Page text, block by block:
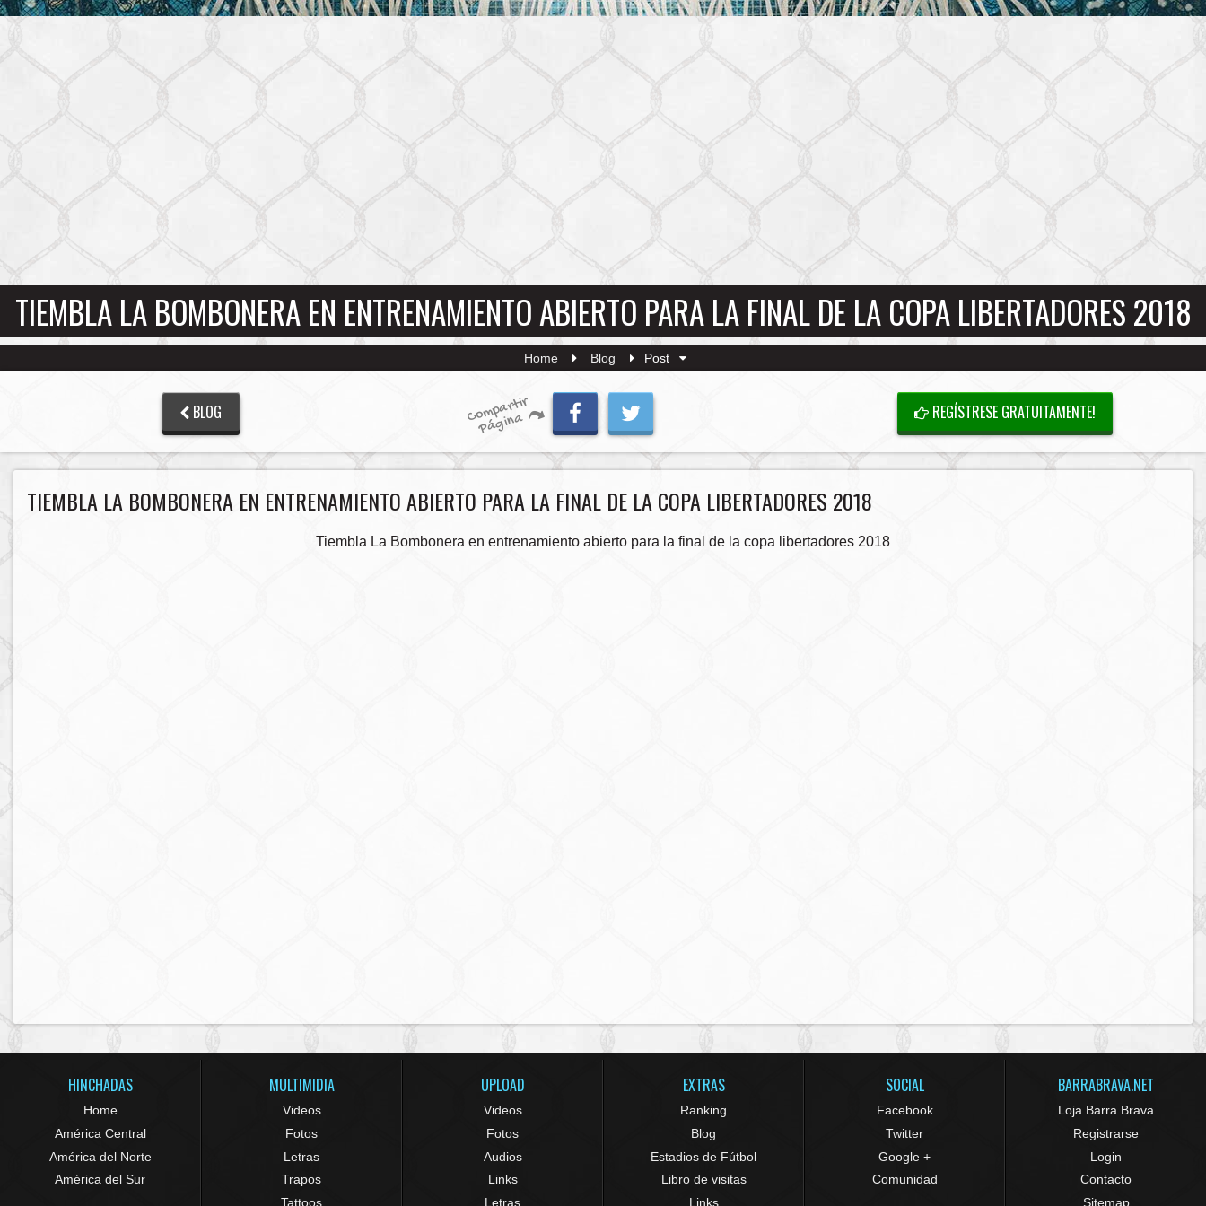
TIEMBLA LA BOMBONERA EN ENTRENAMIENTO ABIERTO PARA LA FINAL DE LA COPA LIBERTADORES 2018
Home Blog Post
BLOG C
o
m
p
artir
P
á
gi
n
a REGÍSTRESE GRATUITAMENTE!
TIEMBLA LA BOMBONERA EN ENTRENAMIENTO ABIERTO PARA LA FINAL DE LA COPA LIBERTADORES 2018
Tiembla La Bombonera en entrenamiento abierto para la final de la copa libertadores 2018
HINCHADAS
Home
América Central
América del Norte
América del Sur
MULTIMIDIA
Videos
Fotos
Letras
Trapos
Tattoos
UPLOAD
Videos
Fotos
Audios
Links
Letras
EXTRAS
Ranking
Blog
Estadios de Fútbol
Libro de visitas
Links
SOCIAL
Facebook
Twitter
Google +
Comunidad
BARRABRAVA.NET
Loja Barra Brava
Registrarse
Login
Contacto
Sitemap